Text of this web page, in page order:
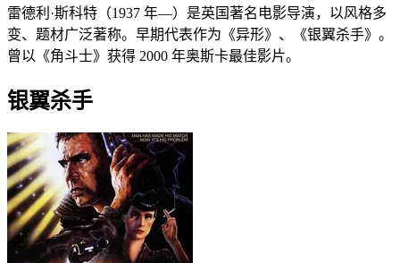
雷德利·斯科特（1937 年—）是英国著名电影导演，以风格多
变、题材广泛著称。早期代表作为《异形》、《银翼杀手》。
曾以《角斗士》获得 2000 年奥斯卡最佳影片。
银翼杀手